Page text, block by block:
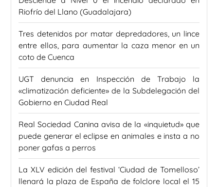
Riofrío del Llano (Guadalajara)
Tres detenidos por matar depredadores, un lince
entre ellos, para aumentar la caza menor en un
coto de Cuenca
UGT denuncia en Inspección de Trabajo la
«climatización deficiente» de la Subdelegación del
Gobierno en Ciudad Real
Real Sociedad Canina avisa de la «inquietud» que
puede generar el eclipse en animales e insta a no
poner gafas a perros
La XLV edición del festival ‘Ciudad de Tomelloso’
llenará la plaza de España de folclore local el 15